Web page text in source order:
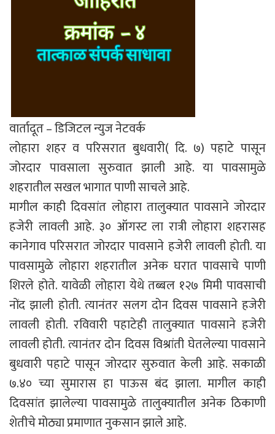
वार्तादूत – डिजिटल न्युज नेटवर्क
लोहारा शहर व परिसरात बुधवारी( दि. ७) पहाटे पासून
जोरदार पावसाला सुरुवात झाली आहे. या पावसामुळे
शहरातील सखल भागात पाणी साचले आहे.
मागील काही दिवसांत लोहारा तालुक्यात पावसाने जोरदार
हजेरी लावली आहे. ३० ऑगस्ट ला रात्री लोहारा शहरासह
कानेगाव परिसरात जोरदार पावसाने हजेरी लावली होती. या
पावसामुळे लोहारा शहरातील अनेक घरात पावसाचे पाणी
शिरले होते. यावेळी लोहारा येथे तब्बल १२७ मिमी पावसाची
नोंद झाली होती. त्यानंतर सलग दोन दिवस पावसाने हजेरी
लावली होती. रविवारी पहाटेही तालुक्यात पावसाने हजेरी
लावली होती. त्यानंतर दोन दिवस विश्रांती घेतलेल्या पावसाने
बुधवारी पहाटे पासून जोरदार सुरुवात केली आहे. सकाळी
७.४० च्या सुमारास हा पाऊस बंद झाला. मागील काही
दिवसांत झालेल्या पावसामुळे तालुक्यातील अनेक ठिकाणी
शेतीचे मोठ्या प्रमाणात नुकसान झाले आहे.